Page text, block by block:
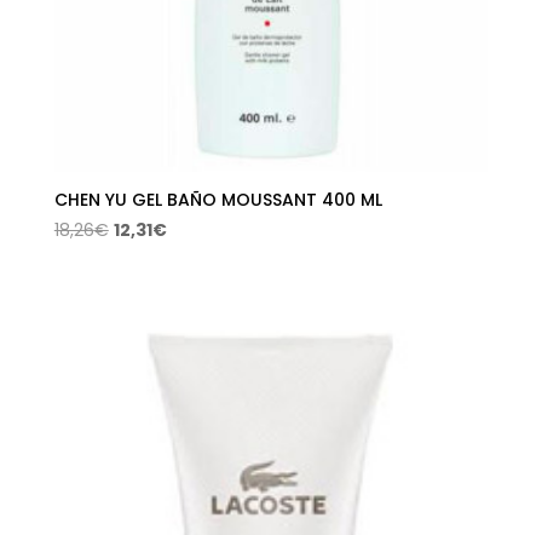
CHEN YU GEL BAÑO MOUSSANT 400 ML
18,26€ El
18,26€.
12,31€El
12,31€.